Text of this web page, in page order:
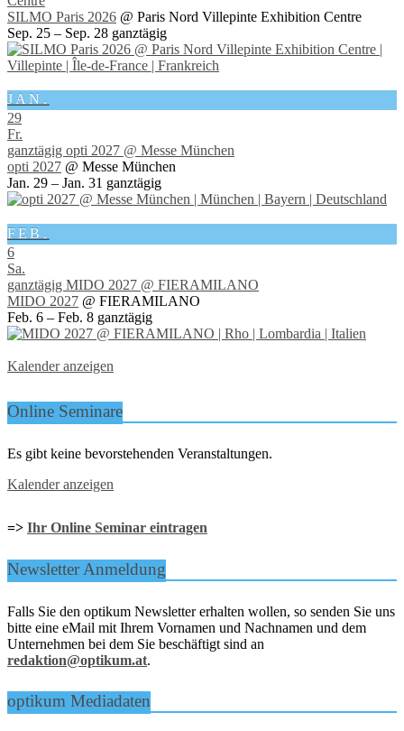
SILMO Paris 2026 @ Paris Nord Villepinte Exhibition Centre
Sep. 25 – Sep. 28 ganztägig
JAN.
29
Fr.
ganztägig opti 2027 @ Messe München
opti 2027 @ Messe München
Jan. 29 – Jan. 31 ganztägig
FEB.
6
Sa.
ganztägig MIDO 2027 @ FIERAMILANO
MIDO 2027 @ FIERAMILANO
Feb. 6 – Feb. 8 ganztägig
Kalender anzeigen
Online Seminare
Es gibt keine bevorstehenden Veranstaltungen.
Kalender anzeigen
=> Ihr Online Seminar eintragen
Newsletter Anmeldung
Falls Sie den optikum Newsletter erhalten wollen, so senden Sie uns
bitte eine eMail mit Ihrem Vornamen und Nachnamen und dem
Unternehmen bei dem Sie beschäftigt sind an
redaktion@optikum.at.
optikum Mediadaten